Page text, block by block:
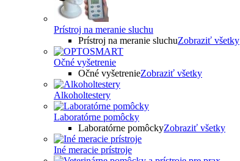
Prístroj na meranie sluchu
Prístroj na meranie sluchuZobraziť všetky
Očné vyšetrenie
Očné vyšetrenieZobraziť všetky
Alkoholtestery
Laboratórne pomôcky
Laboratórne pomôckyZobraziť všetky
Iné meracie prístroje